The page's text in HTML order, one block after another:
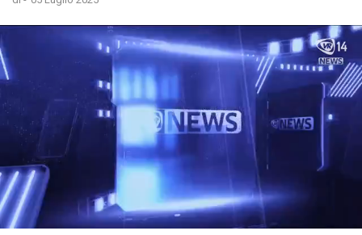
Unmute Loaded: